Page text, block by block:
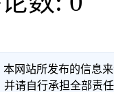
本网站所发布的信息
请自行承担全部责